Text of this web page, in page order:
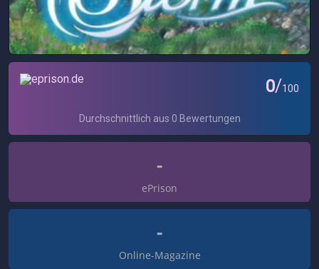
-
ePrison
-
Online-Magazine